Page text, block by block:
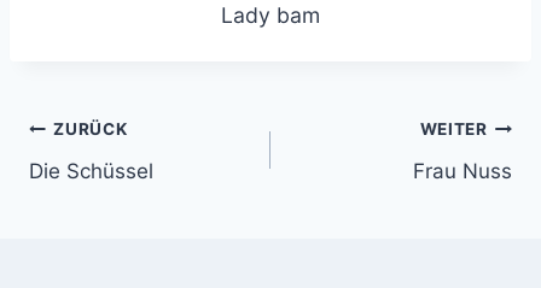
Lady bam
Beitragsnavigation
ZURÜCK
Die Schüssel
WEITER
Frau Nuss